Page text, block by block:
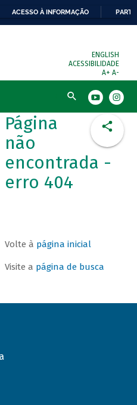
ACESSO À INFORMAÇÃO
ENGLISH
ACESSIBILIDADE
A+ A-
Busca
Página
não
encontrada -
erro 404
Volte à página inicial
Visite a página de busca